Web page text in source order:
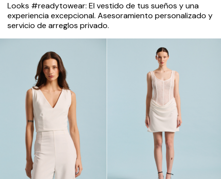
Looks #readytowear: El vestido de tus sueños y una
experiencia excepcional. Asesoramiento personalizado y
servicio de arreglos privado.